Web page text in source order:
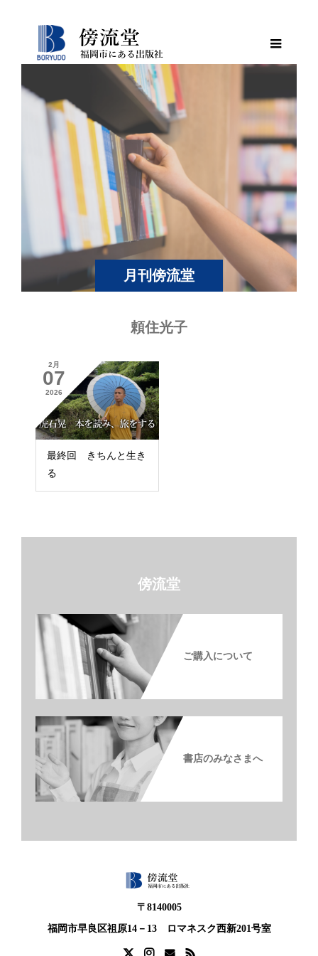
月刊傍流堂
頼住光子
2月
07
2026
最終回 きちんと生き
る
傍流堂
ご購入について
書店のみなさまへ
〒8140005
福岡市早良区祖原14－13 ロマネスク西新201号室